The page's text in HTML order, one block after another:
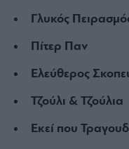
Γλυκός
Πίτερ Παν
Ελεύθερος
Τζούλι & Τζούλια
Εκεί που